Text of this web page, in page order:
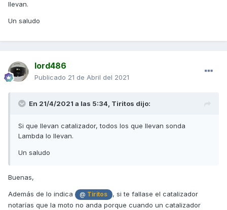
de 120€ para arriba y los que piden 70 o asi estan
a buen precio y lo pillo y lo pruebo,si no fuera de eso lo
llevan.
Un saludo
lord486
Publicado 21 de Abril del 2021
En 21/4/2021 a las 5:34, Tiritos dijo:
Si que llevan catalizador, todos los que llevan sonda
Lambda lo llevan.
Un saludo
Buenas,
Además de lo indica @ Tiritos
, si te fallase el catalizador
notarías que la moto no anda porque cuando un catalizador